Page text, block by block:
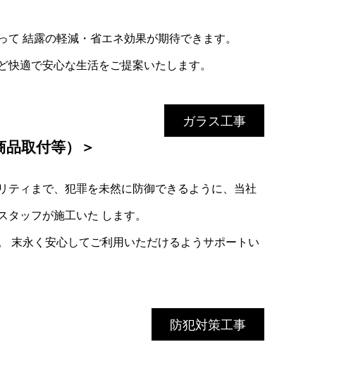
結露の軽減・省エネ効果が期待できます。
適で安心な生活をご提案いたします。
ガラス工事
取付等）＞
ィまで、犯罪を未然に防御できるように、当社
ッフが施工いた します。
末永く安心してご利用いただけるようサポートい
防犯対策工事